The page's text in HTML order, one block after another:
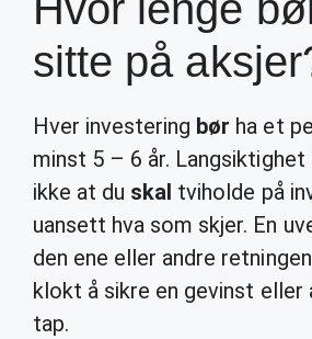
sitte på
Hver investering bør ha et
minst 5 – 6 år.
ikke at du skal tviholde på
uansett hva som skjer. En
den ene eller andre
klokt å sikre en gevinst eller
tap.